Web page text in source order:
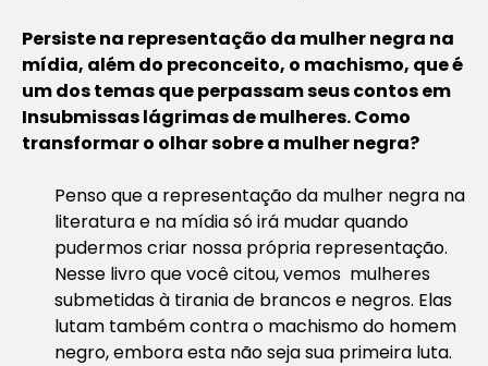
Persiste na representação da mulher negra na
mídia, além do preconceito, o machismo, que é
um dos temas que perpassam seus contos em
Insubmissas lágrimas de mulheres. Como
transformar o olhar sobre a mulher negra?
Penso que a representação da mulher negra na
literatura e na mídia só irá mudar quando
pudermos criar nossa própria representação.
Nesse livro que você citou, vemos mulheres
submetidas à tirania de brancos e negros. Elas
lutam também contra o machismo do homem
negro, embora esta não seja sua primeira luta.